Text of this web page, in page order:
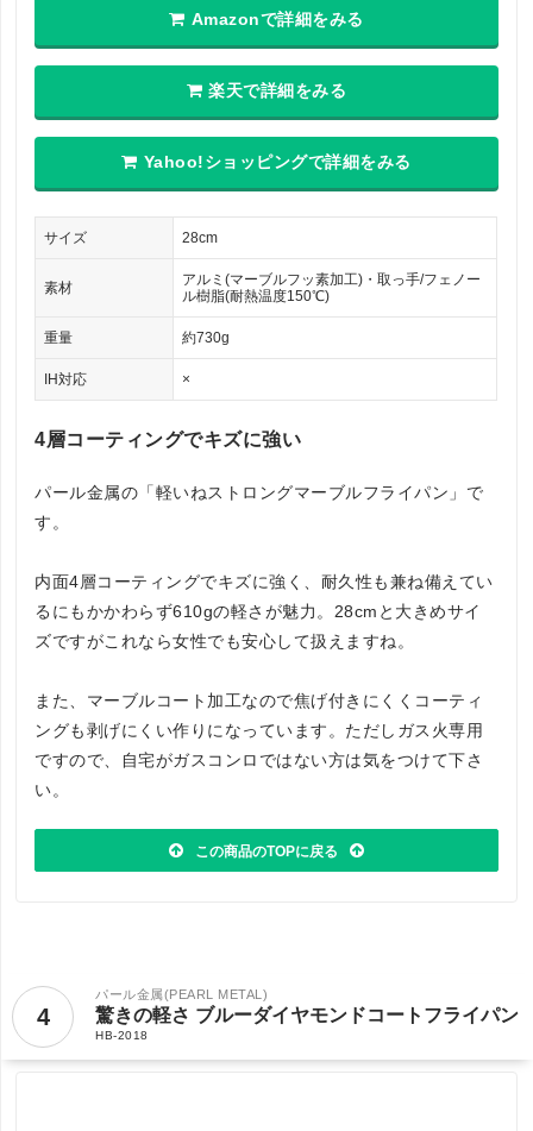
Amazonで詳細をみる
楽天で詳細をみる
Yahoo!ショッピングで詳細をみる
サイズ 28cm
素材
アルミ(マーブルフッ素加工)・取っ手/フェノー
ル樹脂(耐熱温度150℃)
重量 約730g
IH対応 ×
4層コーティングでキズに強い
パール金属の「軽いねストロングマーブルフライパン」で
す。
内面4層コーティングでキズに強く、耐久性も兼ね備えてい
るにもかかわらず610gの軽さが魅力。28cmと大きめサイ
ズですがこれなら女性でも安心して扱えますね。
また、マーブルコート加工なので焦げ付きにくくコーティ
ングも剥げにくい作りになっています。ただしガス火専用
ですので、自宅がガスコンロではない方は気をつけて下さ
い。
この商品のTOPに戻る
4
パール金属(PEARL METAL)
驚きの軽さ ブルーダイヤモンドコートフライパン
HB-2018